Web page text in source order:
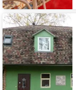
Дом
для
отпуска
Домик
в
фруктовом
саду